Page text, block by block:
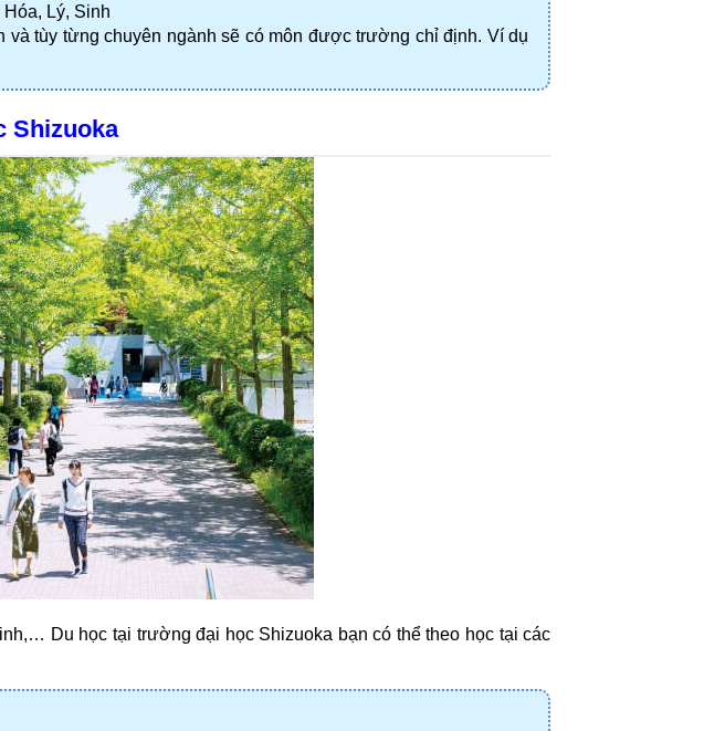
Lý, Sinh
và tùy từng chuyên ngành sẽ có môn được trường chỉ định. Ví dụ
Shizuoka
Du học tại trường đại học Shizuoka bạn có thể theo học tại các